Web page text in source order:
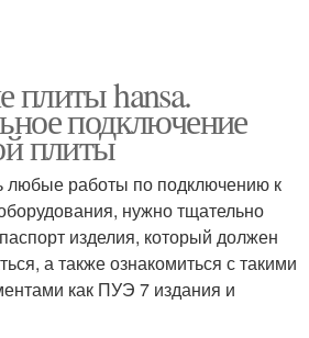
плиты hansa.
подключение
плиты
любые работы по подключению к
нужно тщательно
изделия, который должен
а также ознакомиться с такими
как ПУЭ 7 издания и